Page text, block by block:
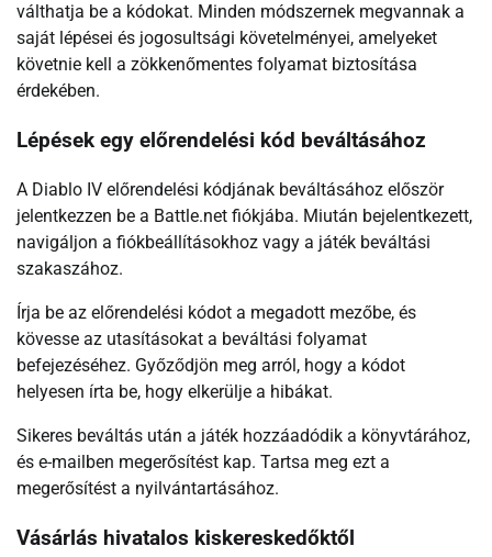
válthatja be a kódokat. Minden módszernek megvannak a
saját lépései és jogosultsági követelményei, amelyeket
követnie kell a zökkenőmentes folyamat biztosítása
érdekében.
Lépések egy előrendelési kód beváltásához
A Diablo IV előrendelési kódjának beváltásához először
jelentkezzen be a Battle.net fiókjába. Miután bejelentkezett,
navigáljon a fiókbeállításokhoz vagy a játék beváltási
szakaszához.
Írja be az előrendelési kódot a megadott mezőbe, és
kövesse az utasításokat a beváltási folyamat
befejezéséhez. Győződjön meg arról, hogy a kódot
helyesen írta be, hogy elkerülje a hibákat.
Sikeres beváltás után a játék hozzáadódik a könyvtárához,
és e-mailben megerősítést kap. Tartsa meg ezt a
megerősítést a nyilvántartásához.
Vásárlás hivatalos kiskereskedőktől